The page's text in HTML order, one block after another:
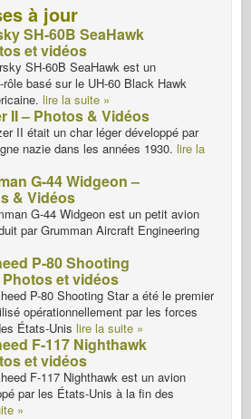
à jour
SH-60B SeaHawk
et vidéos
SH-60B SeaHawk est un
basé sur le UH-60 Black Hawk
lire la suite »
II – Photos & Vidéos
II était un char léger développé par
nazie dans les années 1930. lire la
G-44 Widgeon –
& Vidéos
G-44 Widgeon est un petit avion
par Grumman Aircraft Engineering
P-80 Shooting
Photos et vidéos
P-80 Shooting Star a été le premier
opérationnellement par les forces
États-Unis lire la suite »
F-117 Nighthawk
et vidéos
F-117 Nighthawk est un avion
par les États-Unis à la fin des
»